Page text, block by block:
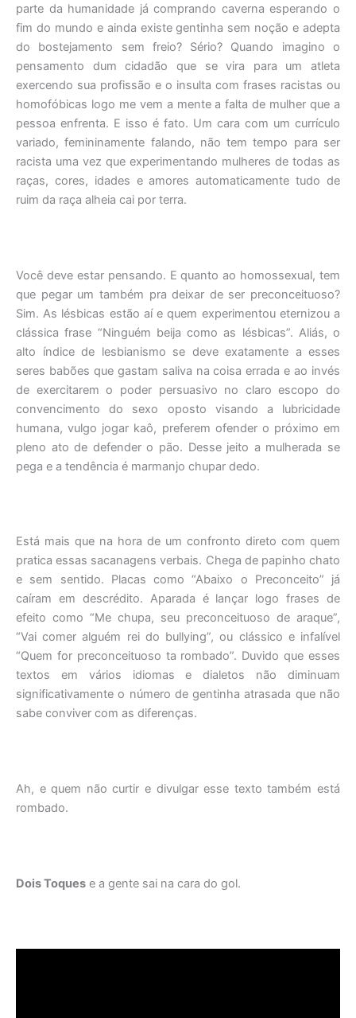
parte da humanidade já comprando caverna esperando o
fim do mundo e ainda existe gentinha sem noção e adepta
do bostejamento sem freio? Sério? Quando imagino o
pensamento dum cidadão que se vira para um atleta
exercendo sua profissão e o insulta com frases racistas ou
homofóbicas logo me vem a mente a falta de mulher que a
pessoa enfrenta. E isso é fato. Um cara com um currículo
variado, femininamente falando, não tem tempo para ser
racista uma vez que experimentando mulheres de todas as
raças, cores, idades e amores automaticamente tudo de
ruim da raça alheia cai por terra.
Você deve estar pensando. E quanto ao homossexual, tem
que pegar um também pra deixar de ser preconceituoso?
Sim. As lésbicas estão aí e quem experimentou eternizou a
clássica frase “Ninguém beija como as lésbicas”. Aliás, o
alto índice de lesbianismo se deve exatamente a esses
seres babões que gastam saliva na coisa errada e ao invés
de exercitarem o poder persuasivo no claro escopo do
convencimento do sexo oposto visando a lubricidade
humana, vulgo jogar kaô, preferem ofender o próximo em
pleno ato de defender o pão. Desse jeito a mulherada se
pega e a tendência é marmanjo chupar dedo.
Está mais que na hora de um confronto direto com quem
pratica essas sacanagens verbais. Chega de papinho chato
e sem sentido. Placas como “Abaixo o Preconceito” já
caíram em descrédito. Aparada é lançar logo frases de
efeito como “Me chupa, seu preconceituoso de araque”,
“Vai comer alguém rei do bullying”, ou clássico e infalível
“Quem for preconceituoso ta rombado”. Duvido que esses
textos em vários idiomas e dialetos não diminuam
significativamente o número de gentinha atrasada que não
sabe conviver com as diferenças.
Ah, e quem não curtir e divulgar esse texto também está
rombado.
Dois Toques e a gente sai na cara do gol.